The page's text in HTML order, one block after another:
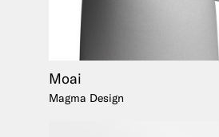
Moai
Magma Design